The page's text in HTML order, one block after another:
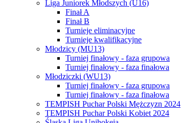
Liga Juniorek Młodszych (U16)
Finał A
Finał B
Turnieje eliminacyjne
Turnieje kwalifikacyjne
Młodzicy (MU13)
Turniej finałowy - faza grupowa
Turniej finałowy - faza finałowa
Młodziczki (WU13)
Turniej finałowy - faza grupowa
Turniej finałowy - faza finałowa
TEMPISH Puchar Polski Mężczyzn 2024
TEMPISH Puchar Polski Kobiet 2024